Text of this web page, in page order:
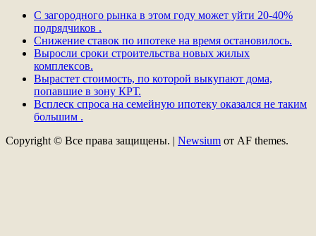
С загородного рынка в этом году может уйти 20-40%
подрядчиков .
Снижение ставок по ипотеке на время остановилось.
Выросли сроки строительства новых жилых
комплексов.
Вырастет стоимость, по которой выкупают дома,
попавшие в зону КРТ.
Всплеск спроса на семейную ипотеку оказался не таким
большим .
Copyright © Все права защищены. | Newsium от AF themes.